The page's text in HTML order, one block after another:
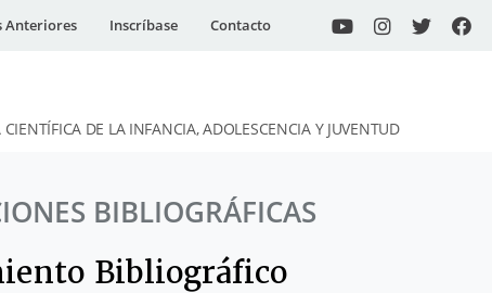
Anteriores Inscríbase Contacto
CIENTÍFICA DE LA INFANCIA, ADOLESCENCIA Y JUVENTUD
BIBLIOGRÁFICAS
Bibliográfico